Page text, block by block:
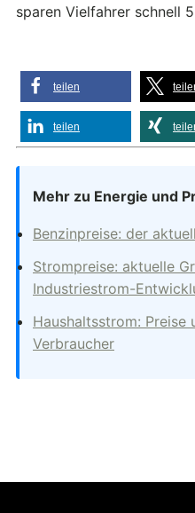
sparen Vielfahrer schnell
teilen
teilen
Mehr zu Energie und
Benzinpreise: der
Strompreise: aktuelle
Industriestrom-
Haushaltsstrom:
Verbraucher